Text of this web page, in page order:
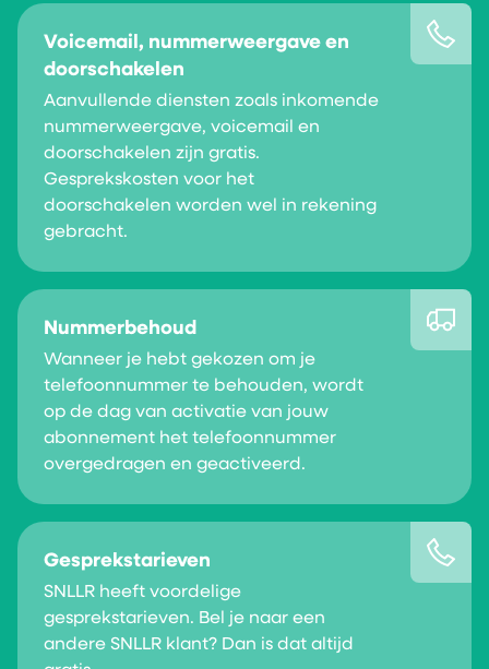
Voicemail, nummerweergave en
doorschakelen
Aanvullende diensten zoals inkomende
nummerweergave, voicemail en
doorschakelen zijn gratis.
Gesprekskosten voor het
doorschakelen worden wel in rekening
gebracht.
Nummerbehoud
Wanneer je hebt gekozen om je
telefoonnummer te behouden, wordt
op de dag van activatie van jouw
abonnement het telefoonnummer
overgedragen en geactiveerd.
Gesprekstarieven
SNLLR heeft voordelige
gesprekstarieven. Bel je naar een
andere SNLLR klant? Dan is dat altijd